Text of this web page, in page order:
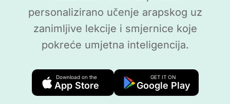
personalizirano učenje arapskog uz
zanimljive lekcije i smjernice koje
pokreće umjetna inteligencija.
Download on the
App Store
GET IT ON
Google Play